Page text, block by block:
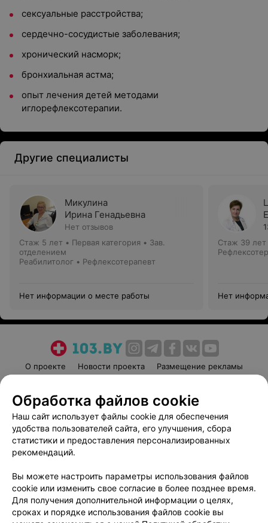
сексуальные расстройства;
сердечно-сосудистые заболевания;
хронический насморк;
бронхиальная астма;
опыт лечения детей методами
иглорефлексотерапии.
Другие специалисты
Микулина
Ирина Генадьевна
Нет отзывов
Стаж 5 лет • Первая категория • Зав.
отделением
Реабилитолог • Рефлексотерапевт
Нет информации о месте работы
Стаж 39 лет
Нет
О проекте Новости проекта
Размещение рекламы
Пользовательское соглашение
Способы оплаты
Вакансии
Партнеры
Написать руководителю 103.by
Обработка персональных данных
Обработка файлов cookie
Наш сайт использует файлы cookie для обеспечения
удобства пользователей сайта, его улучшения, сбора
статистики и предоставления персонализированных
рекомендаций.
Вы можете настроить параметры использования файлов
cookie или изменить свое согласие в более позднее время.
Для получения дополнительной информации о целях,
сроках и порядке использования файлов cookie вы